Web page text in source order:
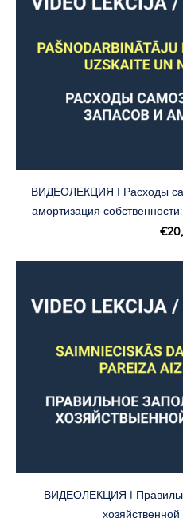
ВИДЕОЛЕКЦИЯ I Расходы
амортизация
ВИДЕОЛЕКЦИЯ I